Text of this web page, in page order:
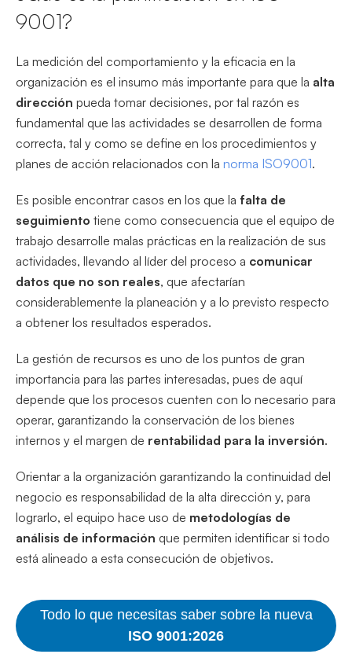
9001?
La medición del comportamiento y la eficacia en la
organización es el insumo más importante para que la alta
dirección pueda tomar decisiones, por tal razón es
fundamental que las actividades se desarrollen de forma
correcta, tal y como se define en los procedimientos y
planes de acción relacionados con la norma ISO9001.
Es posible encontrar casos en los que la falta de
seguimiento tiene como consecuencia que el equipo de
trabajo desarrolle malas prácticas en la realización de sus
actividades, llevando al líder del proceso a comunicar
datos que no son reales, que afectarían
considerablemente la planeación y a lo previsto respecto
a obtener los resultados esperados.
La gestión de recursos es uno de los puntos de gran
importancia para las partes interesadas, pues de aquí
depende que los procesos cuenten con lo necesario para
operar, garantizando la conservación de los bienes
internos y el margen de rentabilidad para la inversión.
Orientar a la organización garantizando la continuidad del
negocio es responsabilidad de la alta dirección y, para
lograrlo, el equipo hace uso de metodologías de
análisis de información que permiten identificar si todo
está alineado a esta consecución de objetivos.
Todo lo que necesitas saber sobre la nueva
ISO 9001:2026